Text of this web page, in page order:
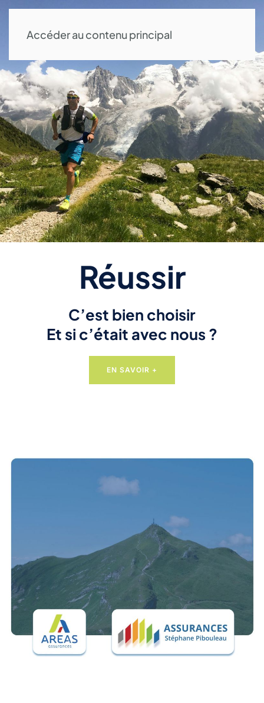
Accéder au contenu principal
Réussir
C’est bien choisir
Et si c’était avec nous ?
EN SAVOIR +